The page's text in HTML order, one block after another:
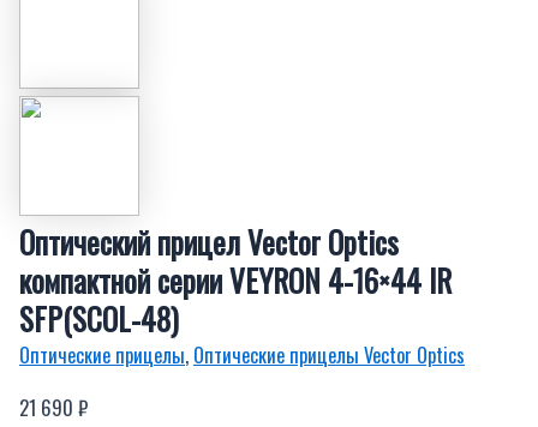
Оптический прицел Vector Optics
компактной серии VEYRON 4-16×44 IR
SFP(SCOL-48)
Оптические прицелы, Оптические прицелы Vector Optics
21 690 ₽